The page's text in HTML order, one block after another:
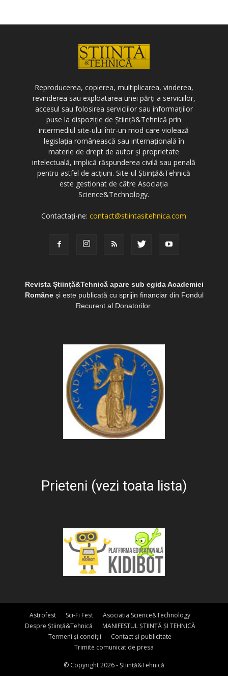
Reproducerea, copierea, multiplicarea, vinderea,
revinderea sau exploatarea unei părți a serviciilor,
accesul sau folosirea serviciilor sau informațiilor
puse la dispoziție de Știință&Tehnică prin
intermediul site-ului într-un mod care violează
legislația românească sau internațională în
materie de drept de autor și proprietate
intelectuală, implică răspunderea civilă sau penală
pentru astfel de acțiuni. Site-ul Știință&Tehnică
este gestionat de către Asociația
Science&Technology.
Contactați-ne:contact@stiintasitehnica.com
Revista Știință&Tehnică apare sub egida Academiei
Româneși este publicată cu sprijin financiar din Fondul
Recurent al Donatorilor.
Prieteni (vezi toata lista)
Astrofest Sci-Fi Fest
Asociatia Science&Technology
Despre Știință&Tehnică
MANIFESTUL ȘTIINȚĂ ȘI TEHNICĂ
Termeni și condiții
Contact și publicitate
Trimite comunicat de presa
© Copyright 2026 - Știință&Tehnică